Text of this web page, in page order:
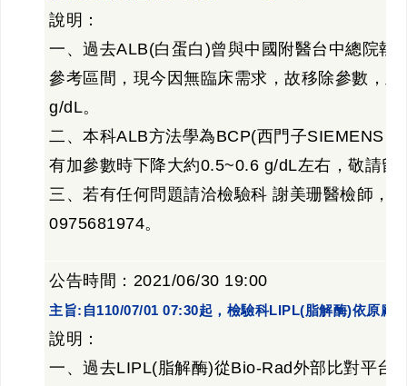
說明：
一、過去ALB(白蛋白)曾與中國附醫台中總院執
參考區間，現今因無臨床需求，故移除參數，
g/dL。
二、本科ALB方法學為BCP(西門子SIEMENS
有加參數時下降大約0.5~0.6 g/dL左右，敬請留
三、若有任何問題請洽檢驗科 謝美珊醫檢師，
0975681974。
公告時間：2021/06/30 19:00
主旨:自110/07/01 07:30起，檢驗科LIPL(脂解酶)依原廠
說明：
一、過去LIPL(脂解酶)從Bio-Rad外部比對平台